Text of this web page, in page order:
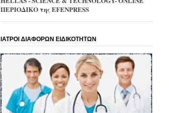
ΠΕΡΙΟΔΙΚΟ της EFENPRESS
ΙΑΤΡΟΙ ΔΙΑΦΟΡΩΝ ΕΙΔΙΚΟΤΗΤΩΝ